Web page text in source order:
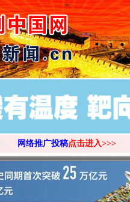
>
网络推广投稿点击进入>>>